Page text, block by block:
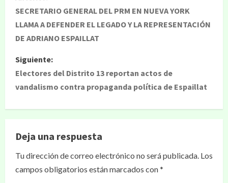
SECRETARIO GENERAL DEL PRM EN NUEVA YORK
LLAMA A DEFENDER EL LEGADO Y LA REPRESENTACIÓN
DE ADRIANO ESPAILLAT
Siguiente:
Electores del Distrito 13 reportan actos de
vandalismo contra propaganda política de Espaillat
Deja una respuesta
Tu dirección de correo electrónico no será publicada. Los
campos obligatorios están marcados con*